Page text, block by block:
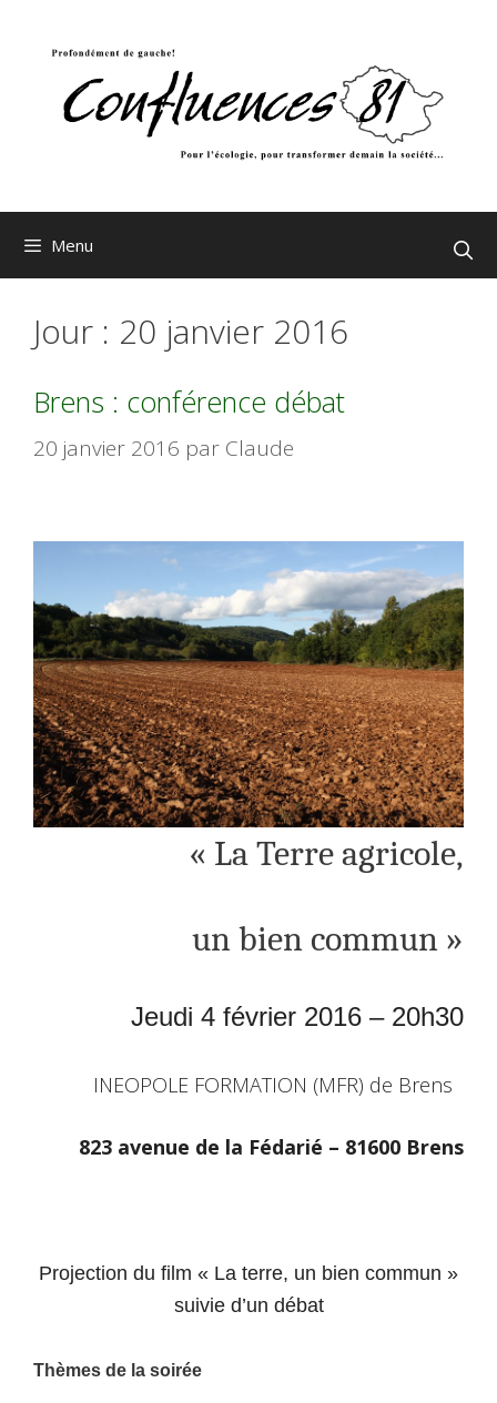
Menu
Jour : 20 janvier 2016
Brens : conférence débat
20 janvier 2016 par Claude
« La Terre agricole,
un bien commun »
Jeudi 4 février 2016 – 20h30
INEOPOLE FORMATION (MFR) de Brens
823 avenue de la Fédarié – 81600 Brens
Projection du film « La terre, un bien commun »
suivie d’un débat
Thèmes de la soirée